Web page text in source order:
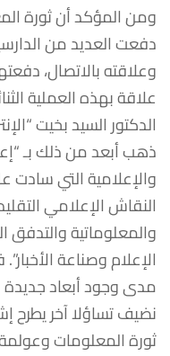
ومن المؤكد أن ثورة
دفعت العديد من
وعلاقته بالاتصال،
علاقة بهذه العملية
الدكتور السيد بخيت
ذهب أبعد من ذلك بـ
والإعلامية التي سادت
النقاش الإعلامي
والمعلوماتية والتدفق
الإعلام وصناعة
مدى وجود أبعاد جديدة
نضيف تساؤلا آخر يطرح
ثورة المعلومات